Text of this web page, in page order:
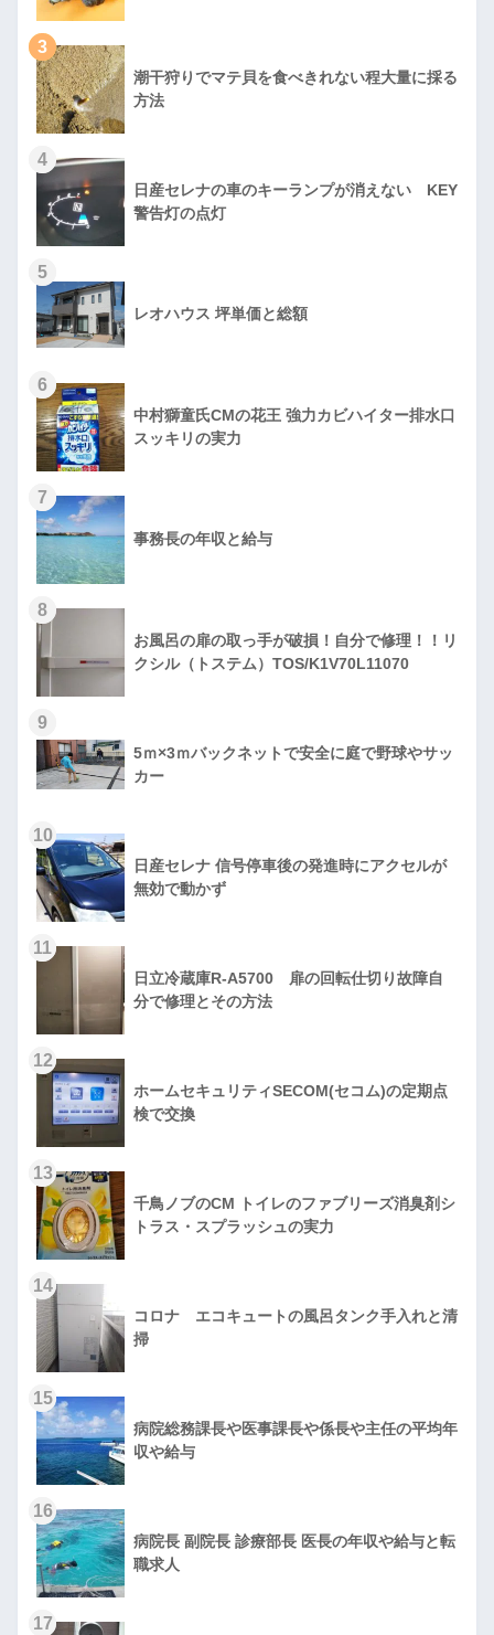
3
潮干狩りでマテ貝を食べきれない程大量に採る
方法
4
日産セレナの車のキーランプが消えない KEY
警告灯の点灯
5
レオハウス 坪単価と総額
6
中村獅童氏CMの花王 強力カビハイター排水口
スッキリの実力
7
事務長の年収と給与
8
お風呂の扉の取っ手が破損！自分で修理！！リ
クシル（トステム）TOS/K1V70L11070
9
5ｍ×3ｍバックネットで安全に庭で野球やサッ
カー
10
日産セレナ 信号停車後の発進時にアクセルが
無効で動かず
11
日立冷蔵庫R-A5700 扉の回転仕切り故障自
分で修理とその方法
12
ホームセキュリティSECOM(セコム)の定期点
検で交換
13
千鳥ノブのCM トイレのファブリーズ消臭剤シ
トラス・スプラッシュの実力
14
コロナ エコキュートの風呂タンク手入れと清
掃
15
病院総務課長や医事課長や係長や主任の平均年
収や給与
16
病院長 副院長 診療部長 医長の年収や給与と転
職求人
17